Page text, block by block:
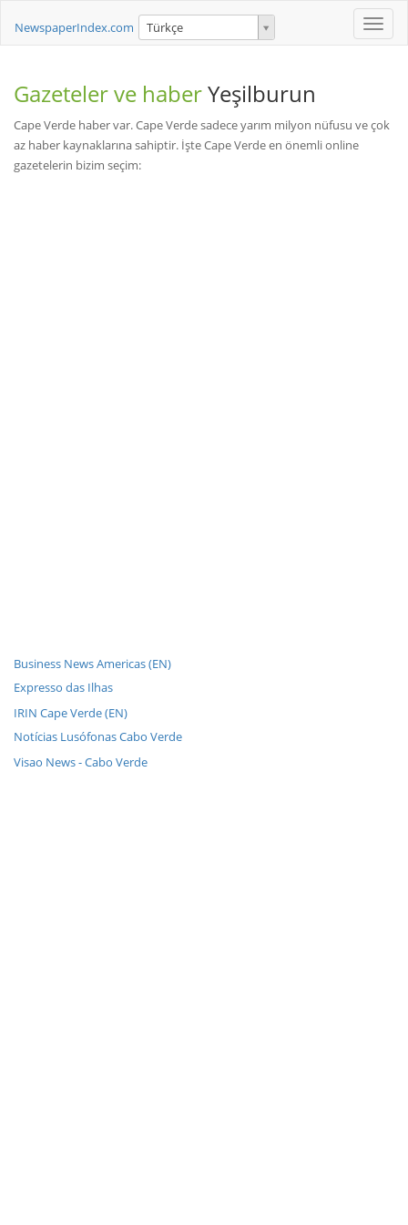
Toggle
NewspaperIndex.com Türkçe
Gazeteler ve haberYeşilburun
Cape Verde haber var. Cape Verde sadece yarım milyon nüfusu ve çok
az haber kaynaklarına sahiptir. İşte Cape Verde en önemli online
gazetelerin bizim seçim:
Business News Americas (EN)
Expresso das Ilhas
IRIN Cape Verde (EN)
Notícias Lusófonas Cabo Verde
Visao News - Cabo Verde